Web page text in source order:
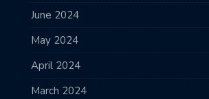
June 2024
May 2024
April 2024
March 2024